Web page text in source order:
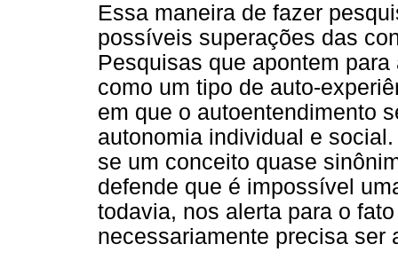
Essa maneira de fazer
possíveis superações das
Pesquisas que apontem
como um tipo de auto-
em que o autoentendimento
autonomia individual e
se um conceito quase
defende que é impossível
todavia, nos alerta para o
necessariamente precisa ser